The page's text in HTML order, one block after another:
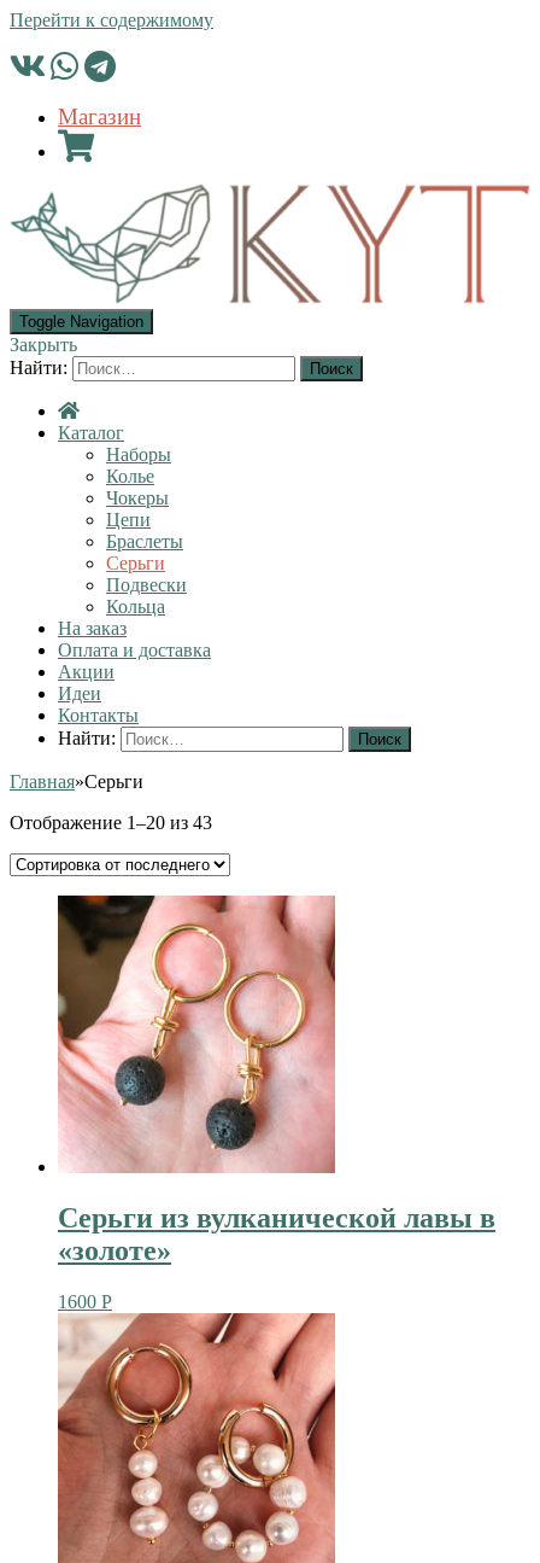
Перейти к содержимому
Магазин
Toggle Navigation
Закрыть
Найти:
Каталог
Наборы
Колье
Чокеры
Цепи
Браслеты
Серьги
Подвески
Кольца
На заказ
Оплата и доставка
Акции
Идеи
Контакты
Найти:
Главная»Серьги
Отображение 1–20 из 43
Серьги из вулканической лавы в
«золоте»
1600 Р